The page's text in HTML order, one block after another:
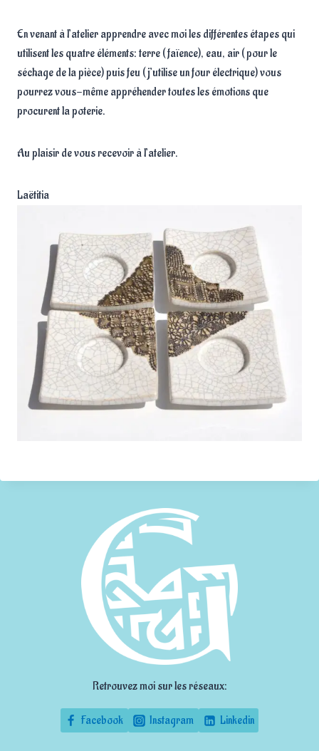
En venant à l’atelier apprendre avec moi les différentes étapes qui
utilisent les quatre éléments: terre ( faïence), eau, air ( pour le
séchage de la pièce) puis feu ( j’utilise un four électrique) vous
pourrez vous-même appréhender toutes les émotions que
procurent la poterie.
Au plaisir de vous recevoir à l’atelier.
Laëtitia
Retrouvez moi sur les réseaux:
Facebook Instagram Linkedin